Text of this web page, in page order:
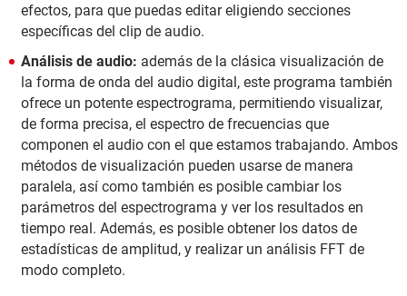
efectos, para que puedas editar eligiendo secciones
específicas del clip de audio.
Análisis de audio: además de la clásica visualización de
la forma de onda del audio digital, este programa también
ofrece un potente espectrograma, permitiendo visualizar,
de forma precisa, el espectro de frecuencias que
componen el audio con el que estamos trabajando. Ambos
métodos de visualización pueden usarse de manera
paralela, así como también es posible cambiar los
parámetros del espectrograma y ver los resultados en
tiempo real. Además, es posible obtener los datos de
estadísticas de amplitud, y realizar un análisis FFT de
modo completo.